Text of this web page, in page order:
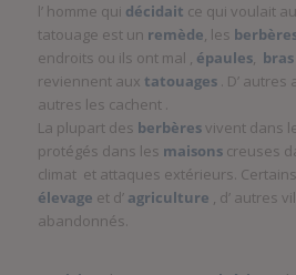
l’ homme qui décidait ce qui voulait
tatouage est un remède, les
endroits ou ils ont mal , épaules, bras
reviennent aux tatouages. D’ autres
autres les cachent .
La plupart des berbèresvivent dans
protégés dans les maisonscreuses
climat et attaques extérieurs.
élevage et d’ agriculture , d’ autres
abandonnés.